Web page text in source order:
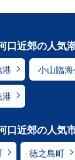
口近郊の人気
港 小山臨海
港
口近郊の人気
徳之島町